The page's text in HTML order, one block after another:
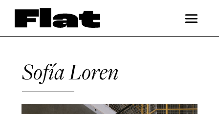
Sofía Loren